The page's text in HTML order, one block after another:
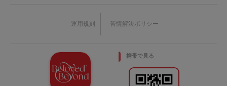
運用規則 苦情解決ポリシー
携帯で見る